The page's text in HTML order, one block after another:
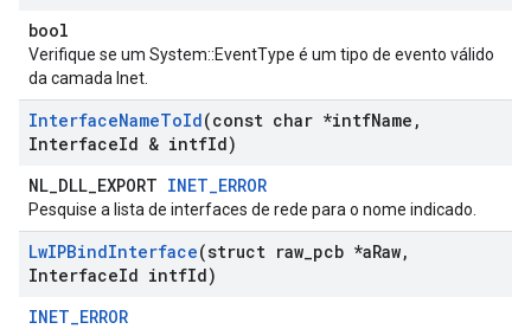
bool
Verifique se um System::EventType é um tipo de evento válido
da camada Inet.
InterfaceNameToId(const char *intfName ,
InterfaceId & intfId)
NL_DLL_EXPORT INET_ERROR
Pesquise a lista de interfaces de rede para o nome indicado.
LwIPBindInterface(struct raw pcb *aRaw,
InterfaceId intfId)
INET_ERROR